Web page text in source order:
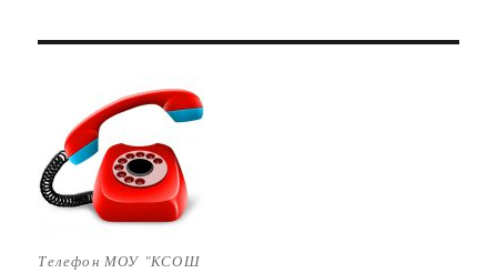
Телефон МОУ "КСОШ